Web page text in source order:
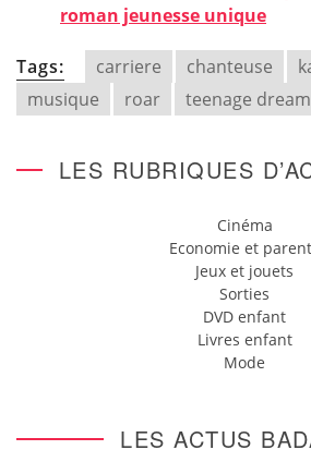
roman jeunesse unique
Tags: carriere chanteuse
musique
roar teenage
LES RUBRIQUES
Cinéma
Economie et
Jeux et jouets
Sorties
DVD enfant
Livres enfant
Mode
LES ACTUS